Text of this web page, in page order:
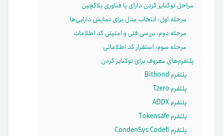
مراحل توکنایز کردن دارای با فناوری بلاکچین
مرحله اول: انتخاب مدل برای نمایش دارایی‌ها
مرحله دوم: بررسی فنی و امنیتی کد اطلاعات
مرحله سوم: استقرار کد اطلاعاتی
پلتفرم‌های معروف برای توکنایز کردن
پلتفرم Bitbond
پلتفرم Tzero
پلتفرم ADDX
پلتفرم Tokensafe
پلتفرم CondenSys Codefi